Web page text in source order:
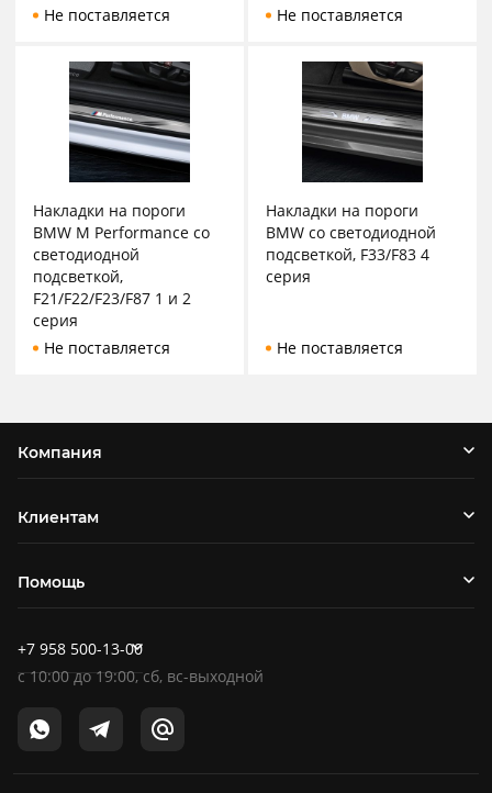
Не поставляется
Не поставляется
Накладки на пороги
BMW M Performance со
светодиодной
подсветкой,
F21/F22/F23/F87 1 и 2
серия
Не поставляется
Накладки на пороги
BMW со светодиодной
подсветкой, F33/F83 4
серия
Не поставляется
Компания
Клиентам
Помощь
+7 958 500-13-00
c10:00до19:00, сб, вс-выходной